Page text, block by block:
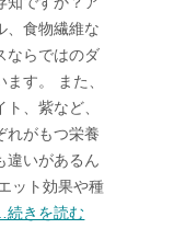
、食物繊維な
ならではのダ
す。 また、
、紫など、
れがもつ栄養
違いがあるん
ット効果や種
きを読む